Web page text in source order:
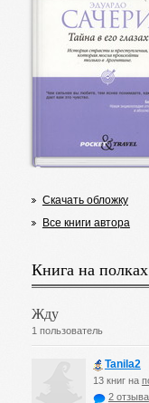
Скачать обложку
Все книги автора
Книга на
Жду
1 пользователь
Tanila2
13 книг на
2 отзыва